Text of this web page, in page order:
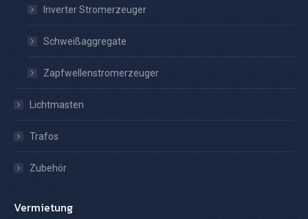
Inverter Stromerzeuger
Schweißaggregate
Zapfwellenstromerzeuger
Lichtmasten
Trafos
Zubehör
Vermietung